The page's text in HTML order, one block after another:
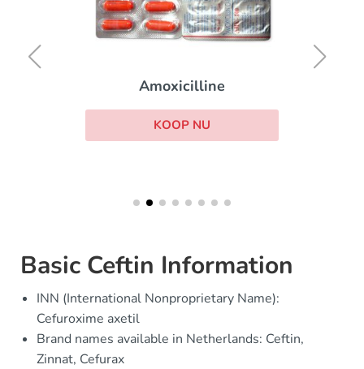
Amoxicilline
KOOP NU
Basic Ceftin Information
INN (International Nonproprietary Name):
Cefuroxime axetil
Brand names available in Netherlands: Ceftin,
Zinnat, Cefurax